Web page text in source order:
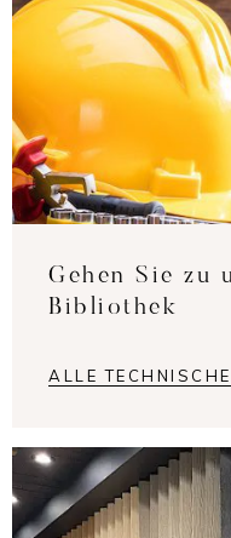
Gehen Sie zu
Bibliothek
ALLE